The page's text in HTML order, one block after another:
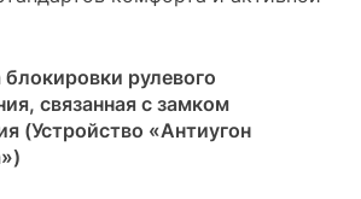
рулевого
связанная с замком
(Устройство «Антиугон